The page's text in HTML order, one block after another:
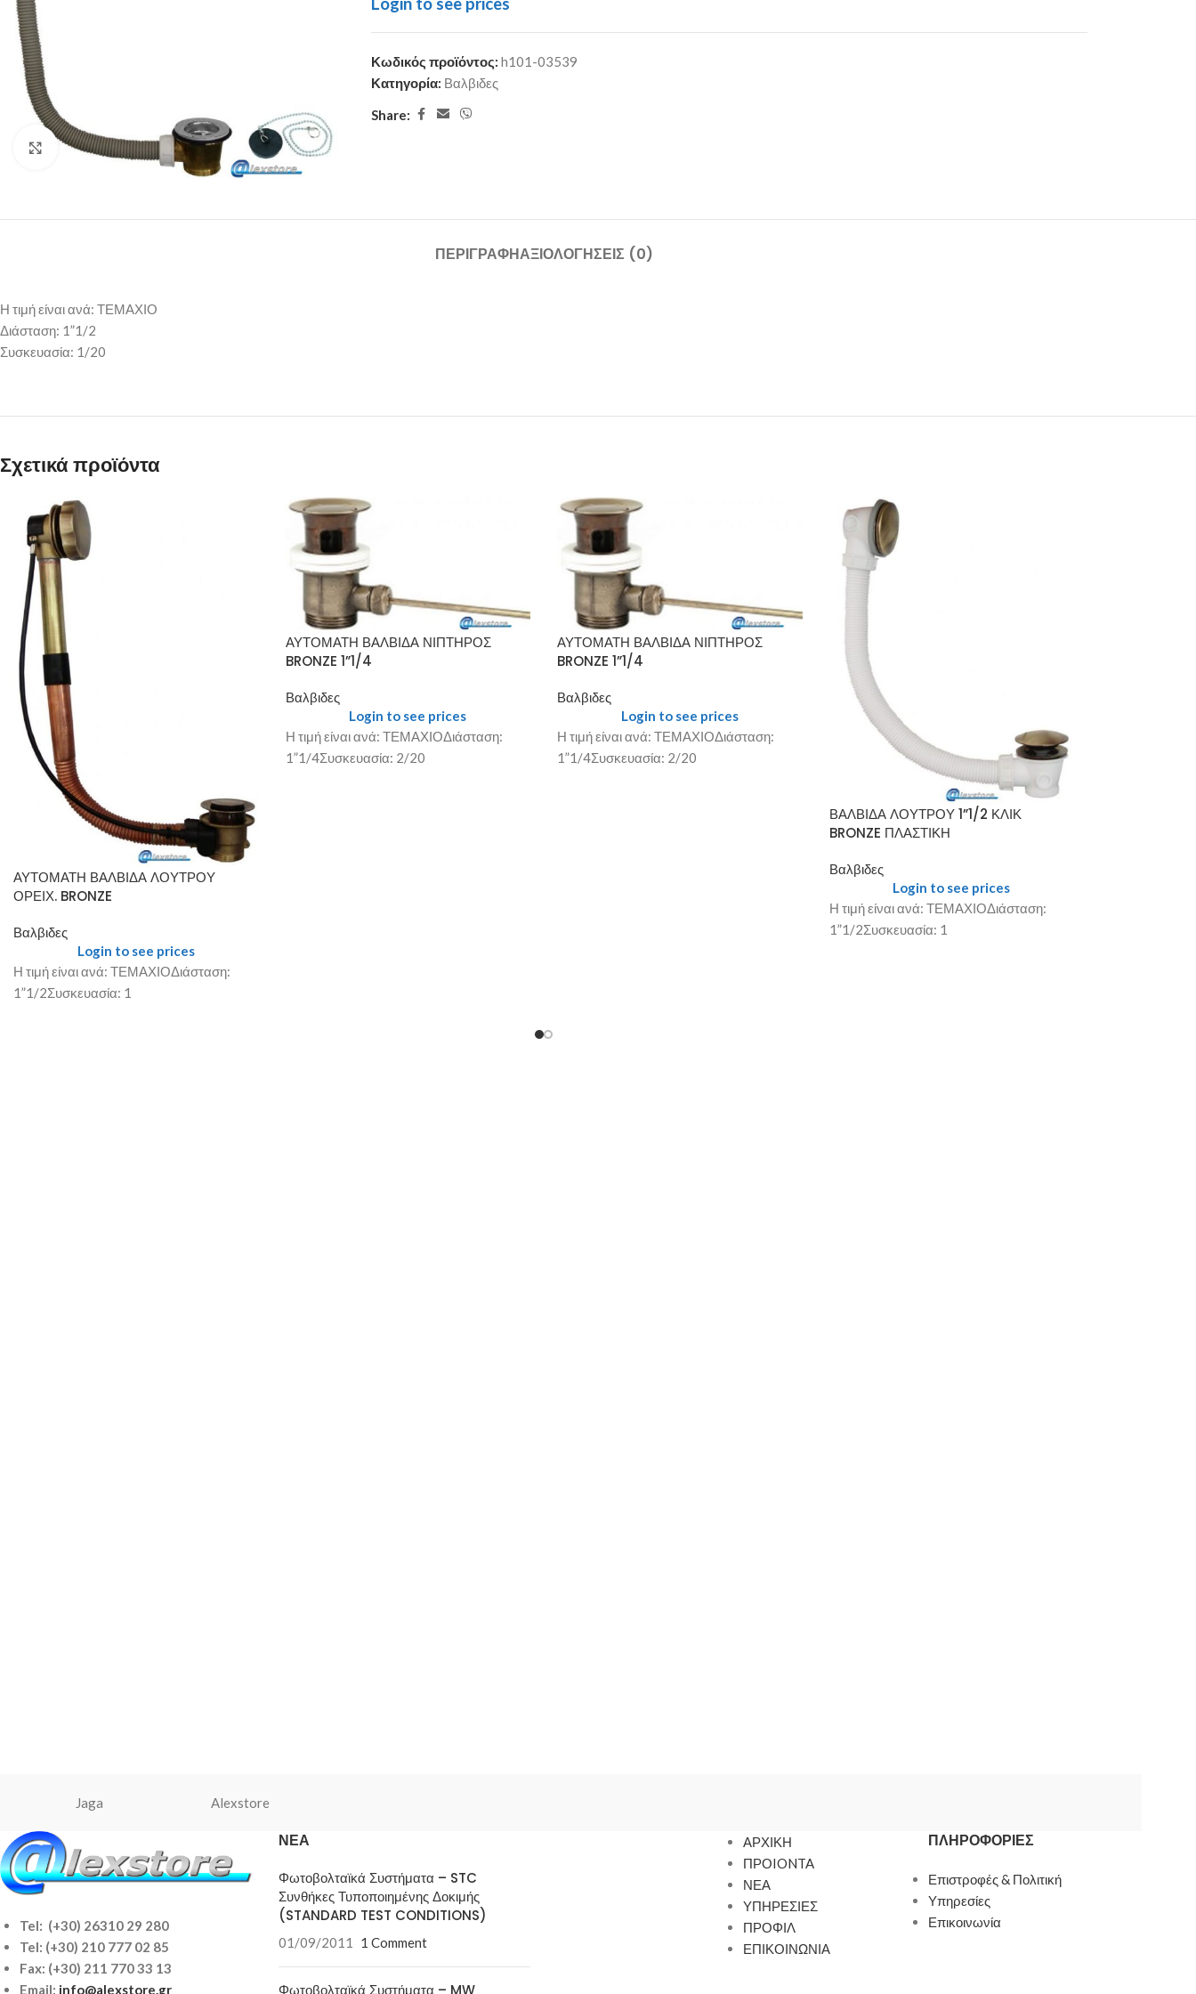
Click to enlarge
Κωδικός προϊόντος:h101-03539
Κατηγορία: Βαλβιδες
Share:
ΠΕΡΙΓΡΑΦΉΑΞΙΟΛΟΓΉΣΕΙΣ (0)
Η τιμή είναι ανά: ΤΕΜΑΧΙΟ
Διάσταση: 1”1/2
Συσκευασία: 1/20
Σχετικά προϊόντα
ΑΥΤΟΜΑΤΗ ΒΑΛΒΙΔΑ ΛΟΥΤΡΟΥ
ΟΡΕΙΧ. BRONZE
Βαλβιδες
Login to see prices
Η τιμή είναι ανά: ΤΕΜΑΧΙΟΔιάσταση:
1”1/2Συσκευασία: 1
ΑΥΤΟΜΑΤΗ ΒΑΛΒΙΔΑ ΝΙΠΤΗΡΟΣ
BRONZE 1”1/4
Βαλβιδες
Login to see prices
Η τιμή είναι ανά: ΤΕΜΑΧΙΟΔιάσταση:
1”1/4Συσκευασία: 2/20
ΑΥΤΟΜΑΤΗ ΒΑΛΒΙΔΑ ΝΙΠΤΗΡΟΣ
BRONZE 1”1/4
Βαλβιδες
Login to see prices
Η τιμή είναι ανά: ΤΕΜΑΧΙΟΔιάσταση:
1”1/4Συσκευασία: 2/20
ΒΑΛΒΙΔΑ ΛΟΥΤΡΟΥ 1”1/2 ΚΛΙΚ
BRONZE ΠΛΑΣΤΙΚΗ
Βαλβιδες
Login to see prices
Η τιμή είναι ανά: ΤΕΜΑΧΙΟΔιάσταση:
1”1/2Συσκευασία: 1
Jaga Alexstore
Tel: (+30) 26310 29 280
Tel: (+30) 210 777 02 85
Fax: (+30) 211 770 33 13
Email: info@alexstore.gr
ΝΈΑ
Φωτοβολταϊκά Συστήματα – STC
Συνθήκες Τυποποιημένης Δοκιμής
(STANDARD TEST CONDITIONS)
01/09/2011 1 Comment
Φωτοβολταϊκά Συστήματα – MW
ΑΡΧΙΚΗ
ΠΡΟIONTA
ΝΕΑ
ΥΠΗΡΕΣΙΕΣ
ΠΡΟΦΙΛ
ΕΠΙΚΟΙΝΩΝΙΑ
ΠΛΗΡΟΦΟΡΊΕΣ
Επιστροφές & Πολιτική
Υπηρεσίες
Επικοινωνία